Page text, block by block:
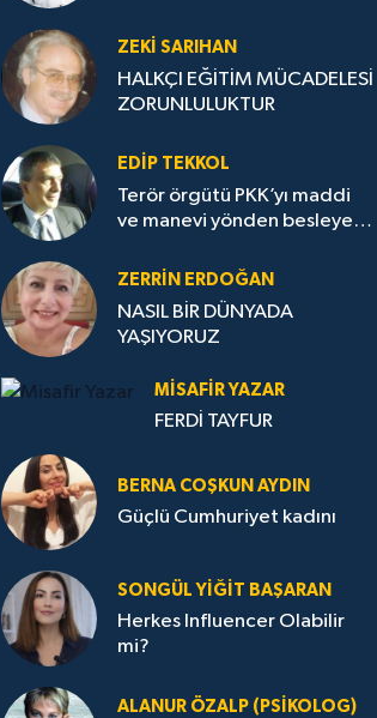
ZEKI SARIHAN
HALKÇI EĞİTİM MÜCADELESİ
ZORUNLULUKTUR
EDIP TEKKOL
Terör örgütü PKK’yı maddi
ve manevi yönden besleyen
ZERRIN ERDOĞAN
NASIL BİR DÜNYADA
YAŞIYORUZ
MISAFIR YAZAR
FERDİ TAYFUR
BERNA COŞKUN AYDIN
Güçlü Cumhuriyet kadını
SONGÜL YIĞIT BAŞARAN
Herkes Influencer Olabilir
mi?
ALANUR ÖZALP (PSIKOLOG)